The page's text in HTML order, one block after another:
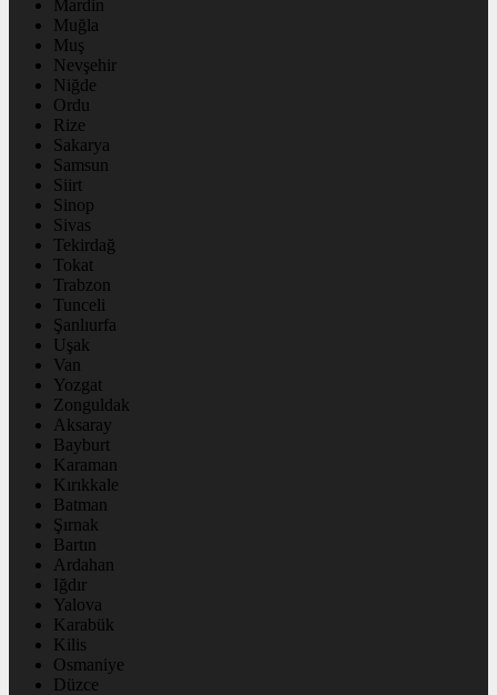
Mardin
Muğla
Muş
Nevşehir
Niğde
Ordu
Rize
Sakarya
Samsun
Siirt
Sinop
Sivas
Tekirdağ
Tokat
Trabzon
Tunceli
Şanlıurfa
Uşak
Van
Yozgat
Zonguldak
Aksaray
Bayburt
Karaman
Kırıkkale
Batman
Şırnak
Bartın
Ardahan
Iğdır
Yalova
Karabük
Kilis
Osmaniye
Düzce